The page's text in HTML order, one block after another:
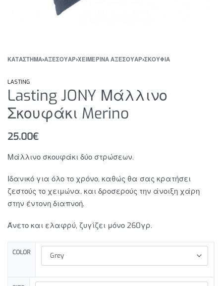
ΚΑΤΆΣΤΗΜΑ›ΑΞΕΣΟΥΑΡ›ΧΕΙΜΕΡΙΝΑ ΑΞΕΣΟΥΑΡ›ΣΚΟΥΦΙΑ
LASTING
Lasting JONY Μάλλινο
Σκουφάκι Merino
25.00€
Μάλλινο σκουφάκι δύο στρώσεων.
Ιδανικό για όλο το χρόνο, καθώς θα σας κρατήσει
ζεστούς το χειμώνα, και δροσερούς την άνοιξη χάρη
στην έντονη διαπνοή.
Άνετο και ελαφρύ, ζυγίζει μόνο 260γρ.
COLOR